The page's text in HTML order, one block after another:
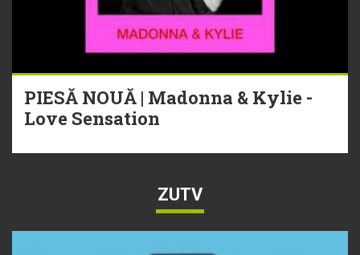
PIESĂ NOUĂ | Madonna & Kylie -
Love Sensation
ZUTV